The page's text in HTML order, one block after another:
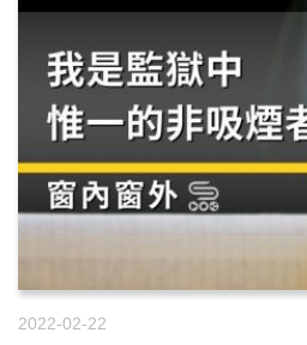
2022-02-22